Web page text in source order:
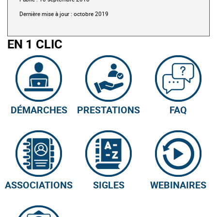
Dernière mise à jour : octobre 2019
EN 1 CLIC
DÉMARCHES PRESTATIONS FAQ
ASSOCIATIONS SIGLES WEBINAIRES